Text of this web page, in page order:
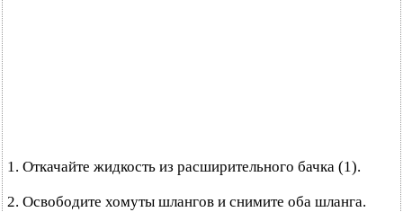
1. Откачайте жидкость из расширительного бачка (1).
2. Освободите хомуты шлангов и снимите оба шланга.